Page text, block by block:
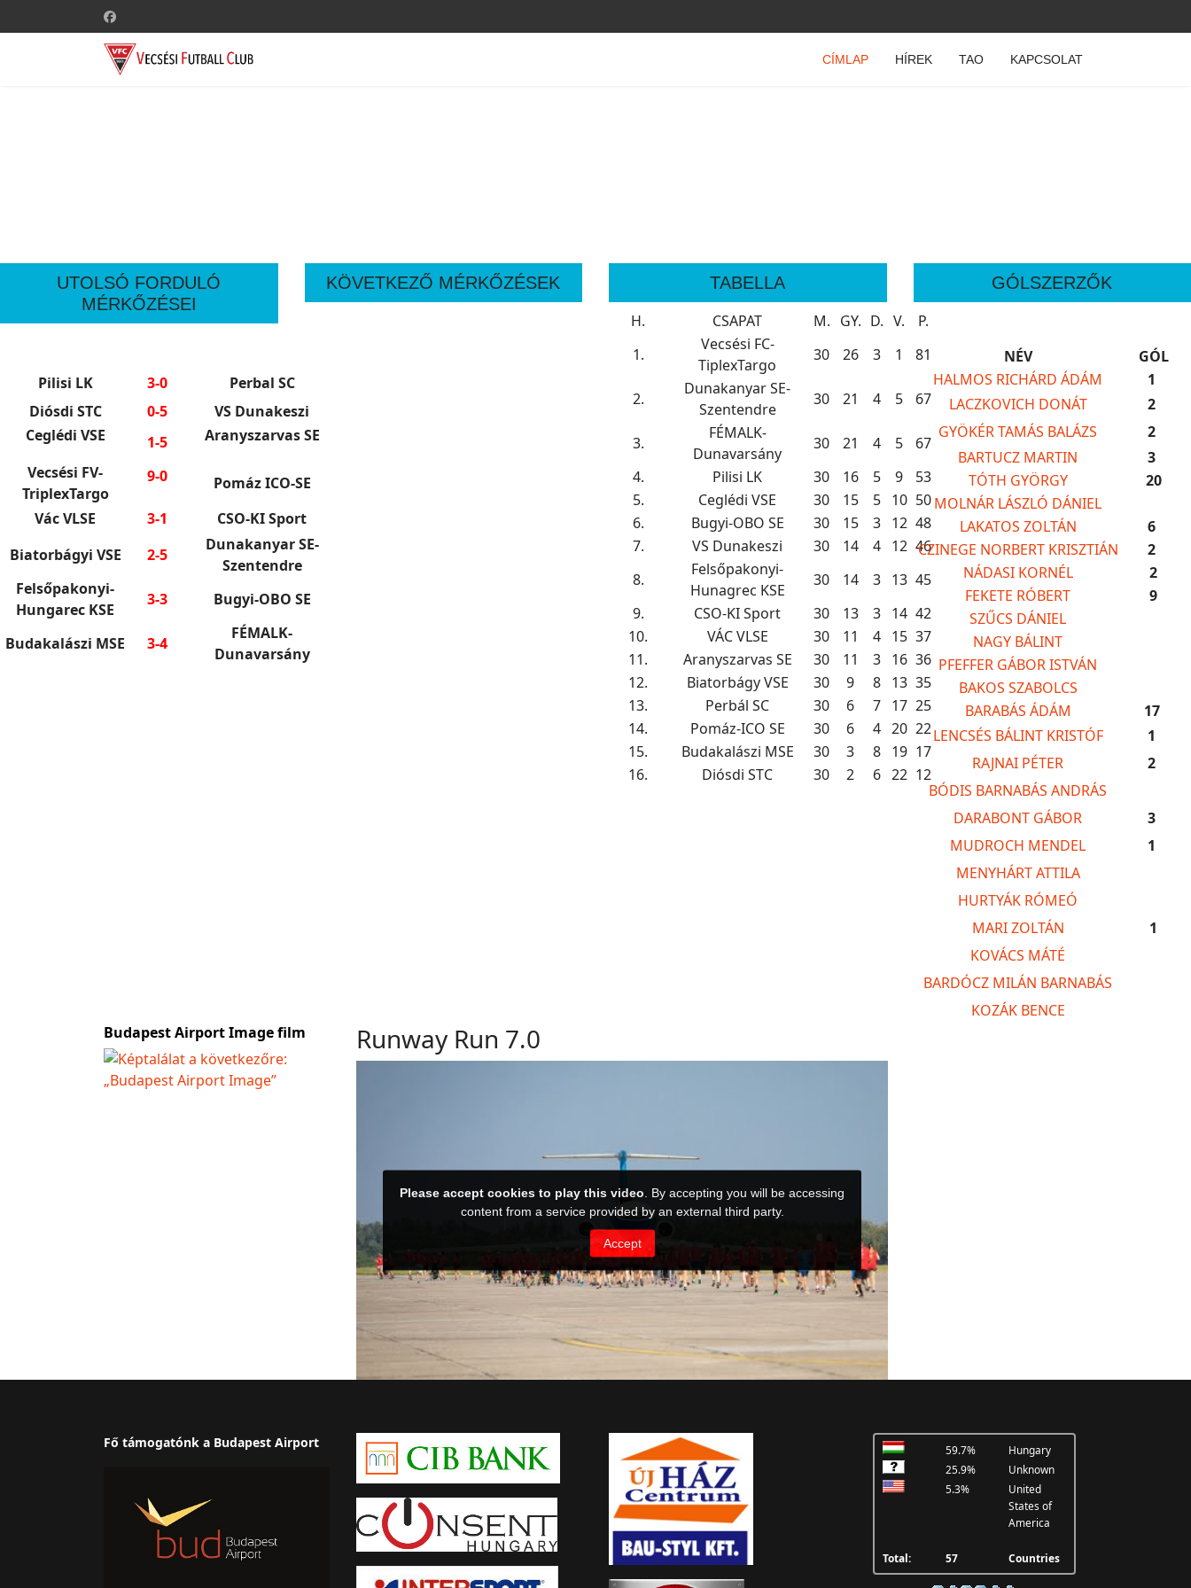
CÍMLAP HÍREK TAO KAPCSOLAT
UTOLSÓ FORDULÓ
MÉRKŐZÉSEI
Pilisi LK 3-0
Perbal SC
Diósdi STC
0-5
VS Dunakeszi
Ceglédi VSE
1-5
Aranyszarvas SE
Vecsési FV-
TriplexTargo
9-0
Pomáz ICO-SE
Vác VLSE
3-1
CSO-KI Sport
Biatorbágyi VSE
2-5
Dunakanyar SE-
Szentendre
Felsőpakonyi-
Hungarec KSE
3-3 Bugyi-OBO SE
Budakalászi MSE 3-4
FÉMALK-
Dunavarsány
KÖVETKEZŐ MÉRKŐZÉSEK
TABELLA
H.
CSAPAT M. GY. D. V.
P.
1.
Vecsési FC-
TiplexTargo
30 26 3 1 81
2.
Dunakanyar SE-
Szentendre
30 21 4 5 67
3.
FÉMALK-
Dunavarsány
30 21 4 5
67
4.
Pilisi LK 30 16 5 9
53
5.
Ceglédi VSE 30 15 5 10 50
6.
Bugyi-OBO SE 30 15 3 12 48
7.
VS Dunakeszi 30 14 4 12 46
8.
Felsőpakonyi-
Hunagrec KSE
30 14 3 13 45
9.
CSO-KI Sport 30 13 3 14 42
10.
VÁC VLSE 30 11 4 15 37
11.
Aranyszarvas SE 30 11 3 16 36
12.
Biatorbágy VSE 30 9 8 13 35
13.
Perbál SC 30 6 7 17 25
14.
Pomáz-ICO SE 30 6 4 20 22
15.
Budakalászi MSE 30 3 8 19 17
16.
Diósdi STC 30 2 6 22 12
GÓLSZERZŐK
NÉV
GÓL
HALMOS RICHÁRD ÁDÁM
1
LACZKOVICH DONÁT
2
GYÖKÉR TAMÁS BALÁZS
2
BARTUCZ MARTIN
3
TÓTH GYÖRGY
20
MOLNÁR LÁSZLÓ DÁNIEL
LAKATOS ZOLTÁN
6
CZINEGE NORBERT KRISZTIÁN
2
NÁDASI KORNÉL
2
FEKETE RÓBERT
9
SZŰCS DÁNIEL
NAGY BÁLINT
PFEFFER GÁBOR ISTVÁN
BAKOS SZABOLCS
BARABÁS ÁDÁM
17
LENCSÉS BÁLINT KRISTÓF
1
RAJNAI PÉTER
2
BÓDIS BARNABÁS ANDRÁS
DARABONT GÁBOR
3
MUDROCH MENDEL
1
MENYHÁRT ATTILA
HURTYÁK RÓMEÓ
MARI ZOLTÁN
1
KOVÁCS MÁTÉ
BARDÓCZ MILÁN BARNABÁS
KOZÁK BENCE
Budapest Airport Image film
Runway Run 7.0
Fő támogatónk a Budapest Airport 59.7%
Hungary
25.9%
Unknown
5.3%
United
States of
America
Total: 57 Countries